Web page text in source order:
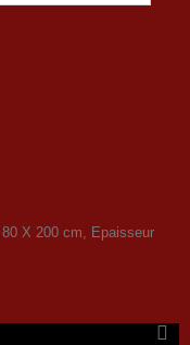
X 200 cm, Epaisseur